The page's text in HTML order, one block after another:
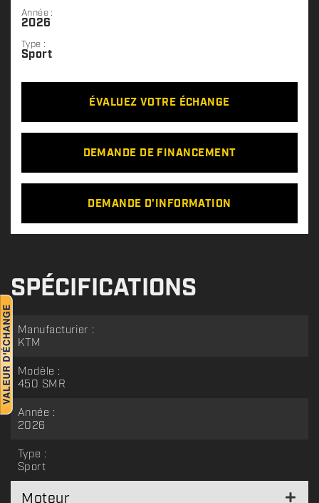
Année :
2026
Type :
Sport
ÉVALUEZ VOTRE ÉCHANGE
DEMANDE DE FINANCEMENT
DEMANDE D'INFORMATION
SPÉCIFICATIONS
Manufacturier :
KTM
Modèle :
450 SMR
Année :
2026
Type :
Sport
Moteur